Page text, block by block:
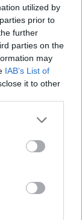
utilized by
prior to
further
parties on the
may
IAB’s List of
it to other